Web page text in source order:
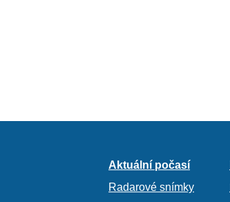
Aktuální počasí
Radarové snímky